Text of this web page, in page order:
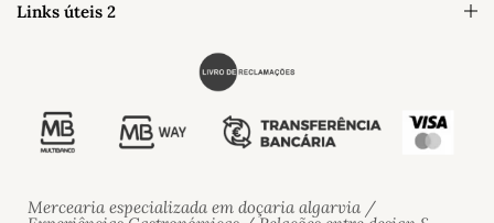
Links úteis 2
Mercearia especializada em doçaria algarvia /